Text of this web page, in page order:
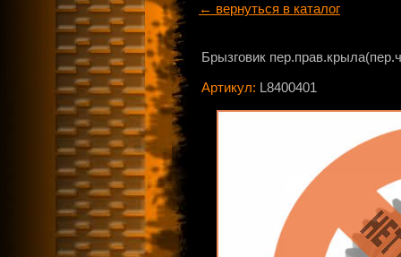
← вернуться в каталог
Брызговик
Артикул: L8400401